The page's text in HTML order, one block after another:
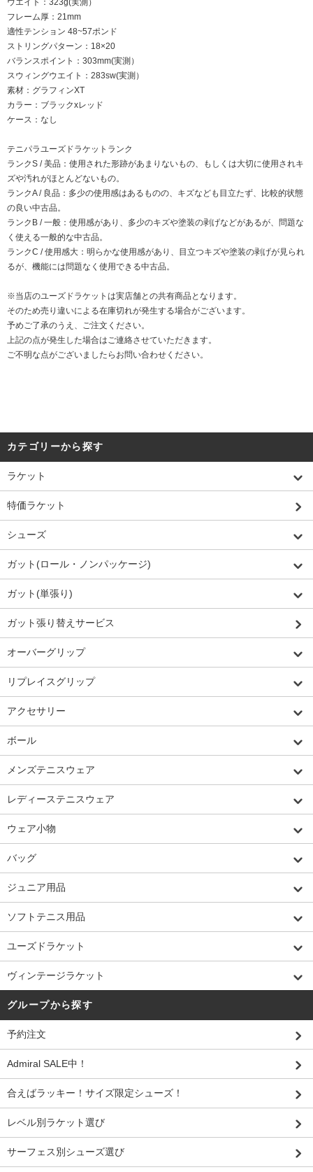
ウエイト：323g(実測）
フレーム厚：21mm
適性テンション 48~57ポンド
ストリングパターン：18×20
バランスポイント：303mm(実測）
スウィングウエイト：283sw(実測）
素材：グラフィンXT
カラー：ブラックxレッド
ケース：なし
テニパラユーズドラケットランク
ランクS / 美品：使用された形跡があまりないもの、もしくは大切に使用されキ
ズや汚れがほとんどないもの。
ランクA / 良品：多少の使用感はあるものの、キズなども目立たず、比較的状態
の良い中古品。
ランクB / 一般：使用感があり、多少のキズや塗装の剥げなどがあるが、問題な
く使える一般的な中古品。
ランクC / 使用感大：明らかな使用感があり、目立つキズや塗装の剥げが見られ
るが、機能には問題なく使用できる中古品。
※当店のユーズドラケットは実店舗との共有商品となります。
そのため売り違いによる在庫切れが発生する場合がございます。
予めご了承のうえ、ご注文ください。
上記の点が発生した場合はご連絡させていただきます。
ご不明な点がございましたらお問い合わせください。
カテゴリーから探す
ラケット
特価ラケット
シューズ
ガット(ロール・ノンパッケージ)
ガット(単張り)
ガット張り替えサービス
オーバーグリップ
リプレイスグリップ
アクセサリー
ボール
メンズテニスウェア
レディーステニスウェア
ウェア小物
バッグ
ジュニア用品
ソフトテニス用品
ユーズドラケット
ヴィンテージラケット
グループから探す
予約注文
Admiral SALE中！
合えばラッキー！サイズ限定シューズ！
レベル別ラケット選び
サーフェス別シューズ選び